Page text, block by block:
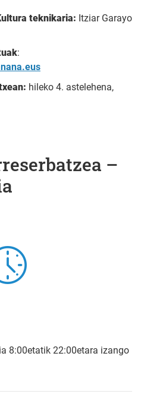
teknikaria: Itziar Garayo
:
hileko 4. astelehena,
–
8:00etatik 22:00etara izango